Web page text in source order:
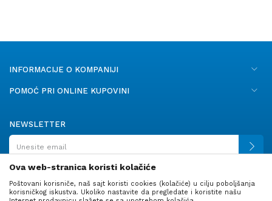
INFORMACIJE O KOMPANIJI
POMOĆ PRI ONLINE KUPOVINI
NEWSLETTER
PRATITE NAS
Ova web-stranica koristi kolačiće
Poštovani korisniče, naš sajt koristi cookies (kolačiće) u cilju poboljšanja
korisničkog iskustva. Ukoliko nastavite da pregledate i koristite našu